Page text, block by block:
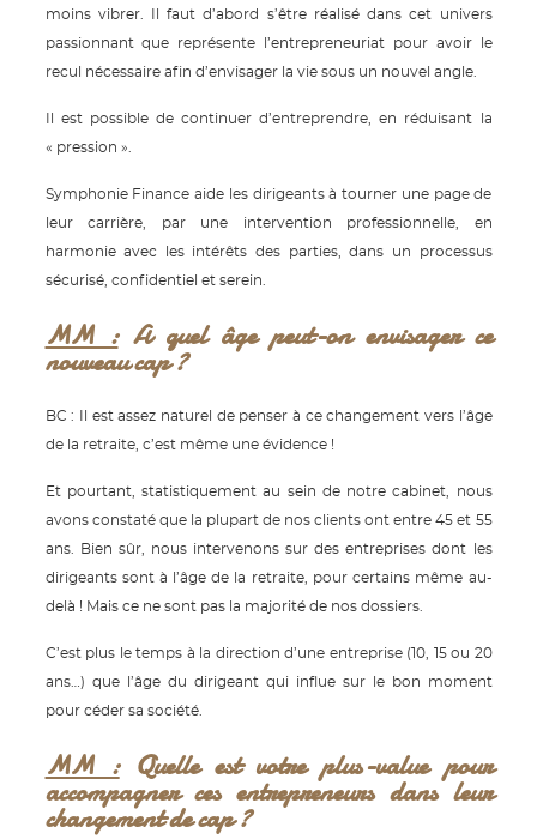
moins vibrer. Il faut d’abord s’être réalisé dans cet univers
passionnant que représente l’entrepreneuriat pour avoir le
recul nécessaire afin d’envisager la vie sous un nouvel angle.
Il est possible de continuer d’entreprendre, en réduisant la
« pression ».
Symphonie Finance aide les dirigeants à tourner une page de
leur carrière, par une intervention professionnelle, en
harmonie avec les intérêts des parties, dans un processus
sécurisé, confidentiel et serein.
MM : A quel âge peut-on envisager ce
nouveau cap ?
BC : Il est assez naturel de penser à ce changement vers l’âge
de la retraite, c’est même une évidence !
Et pourtant, statistiquement au sein de notre cabinet, nous
avons constaté que la plupart de nos clients ont entre 45 et 55
ans. Bien sûr, nous intervenons sur des entreprises dont les
dirigeants sont à l’âge de la retraite, pour certains même au-
delà ! Mais ce ne sont pas la majorité de nos dossiers.
C’est plus le temps à la direction d’une entreprise (10, 15 ou 20
ans…) que l’âge du dirigeant qui influe sur le bon moment
pour céder sa société.
MM :Quelle est votre plus-value pour
accompagner ces entrepreneurs dans leur
changement de cap ?